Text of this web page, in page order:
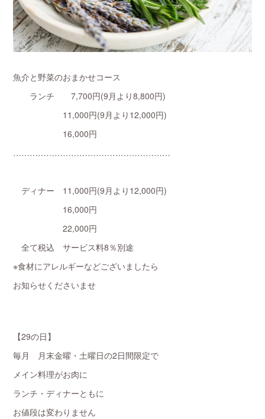
魚介と野菜のおまかせコース
ランチ 7,700円(9月より8,800円)
11,000円(9月より12,000円)
16,000円
…………………………………………………
ディナー 11,000円(9月より12,000円)
16,000円
22,000円
全て税込 サービス料8％別途
※食材にアレルギーなどございましたら
お知らせくださいませ
【29の日】
毎月 月末金曜・土曜日の2日間限定で
メイン料理がお肉に
ランチ・ディナーともに
お値段は変わりません